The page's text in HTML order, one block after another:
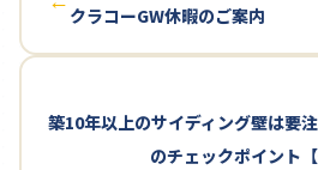
クラコーGW休暇のご案内
築10年以上のサイディング壁は要
のチェックポイント